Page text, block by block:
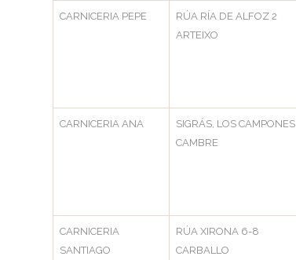
CARNICERIA PEPE
RÚA RÍA DE ALFOZ 2
ARTEIXO
CARNICERIA ANA
SIGRÁS, LOS CAMPONES
CAMBRE
CARNICERIA
SANTIAGO
RÚA XIRONA 6-8
CARBALLO